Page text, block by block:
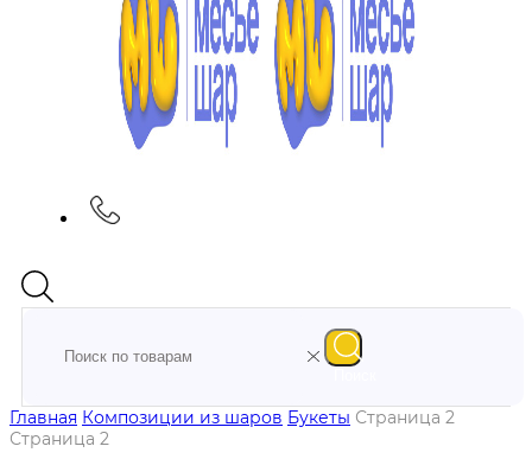
Главная Композиции из шаров Букеты Страница 2
Страница 2